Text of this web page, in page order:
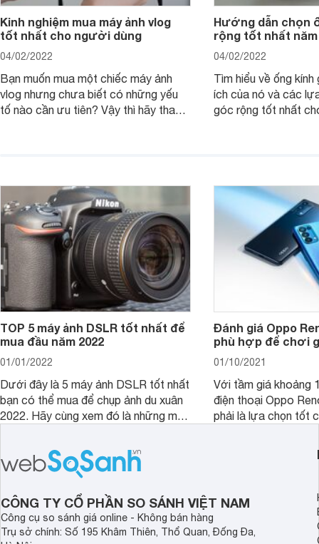
Kinh nghiệm mua máy ảnh vlog
tốt nhất cho người dùng
04/02/2022
Bạn muốn mua một chiếc máy ảnh
vlog nhưng chưa biết có những yếu
tố nào cần ưu tiên? Vậy thì hãy tham
Hướng dẫn chọn
rộng tốt nhất năm
04/02/2022
Tìm hiểu về ống
ích của nó và các
góc rộng tốt nhất
TOP 5 máy ảnh DSLR tốt nhất để
mua đầu năm 2022
01/01/2022
Dưới đây là 5 máy ảnh DSLR tốt nhất
bạn có thể mua để chụp ảnh du xuân
2022. Hãy cùng xem đó là những mẫu
Đánh giá Oppo
phù hợp để chơi
01/10/2021
Với tầm giá khoảng
điện thoại Oppo
phải là lựa chọn tốt
CÔNG TY CỔ PHẦN SO SÁNH VIỆT NAM
Công cụ so sánh giá online - Không bán hàng
Trụ sở chính: Số 195 Khâm Thiên, Thổ Quan, Đống Đa,